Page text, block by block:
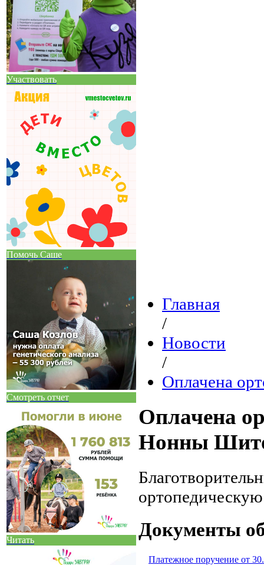
Участвовать
Помочь Саше
Смотреть отчет
Читать
Главная
/
Новости
/
Оплачена
Оплачена
Нонны
Документы
Платежное поручение от